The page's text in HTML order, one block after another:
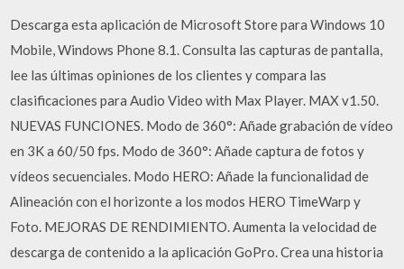
Descarga esta aplicación de Microsoft Store para Windows 10
Mobile, Windows Phone 8.1. Consulta las capturas de pantalla,
lee las últimas opiniones de los clientes y compara las
clasificaciones para Audio Video with Max Player. MAX v1.50.
NUEVAS FUNCIONES. Modo de 360°: Añade grabación de vídeo
en 3K a 60/50 fps. Modo de 360°: Añade captura de fotos y
vídeos secuenciales. Modo HERO: Añade la funcionalidad de
Alineación con el horizonte a los modos HERO TimeWarp y
Foto. MEJORAS DE RENDIMIENTO. Aumenta la velocidad de
descarga de contenido a la aplicación GoPro. Crea una historia